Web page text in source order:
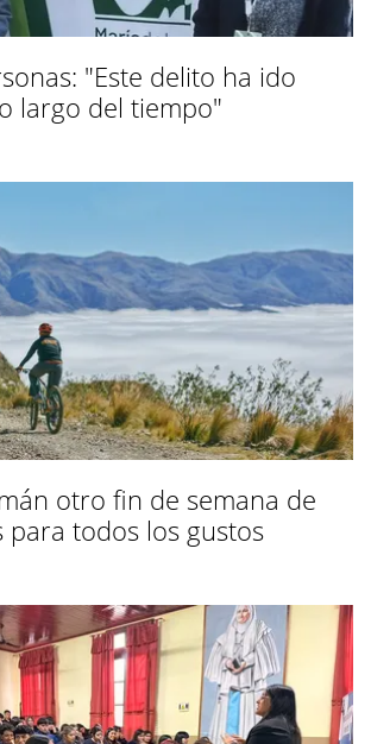
"Este delito ha ido
largo del tiempo"
otro fin de semana de
para todos los gustos